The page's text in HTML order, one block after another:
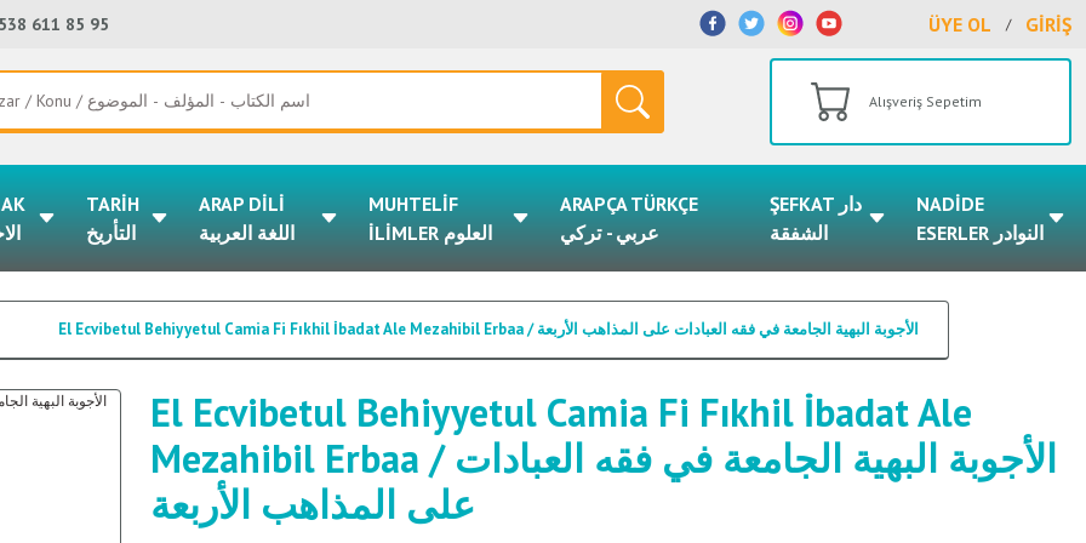
611 85 95 ÜYE OL / GİRİŞ
Alışveriş Sepetim
TARİH
التأريخ
ARAP DİLİ
اللغة العربية
MUHTELİF
İLİMLER العلوم
ARAPÇA TÜRKÇE
عربي - تركي
ŞEFKAT دار
الشفقة
NADİDE
ESERLER النوادر
El Ecvibetul Behiyyetul Camia Fi Fıkhil İbadat Ale Mezahibil Erbaa / الأجوبة البهية الجامعة في فقه العبادات على المذاهب الأربعة
El Ecvibetul Behiyyetul Camia Fi Fıkhil İbadat Ale
Mezahibil Erbaa / الأجوبة البهية الجامعة في فقه العبادات
على المذاهب الأربعة